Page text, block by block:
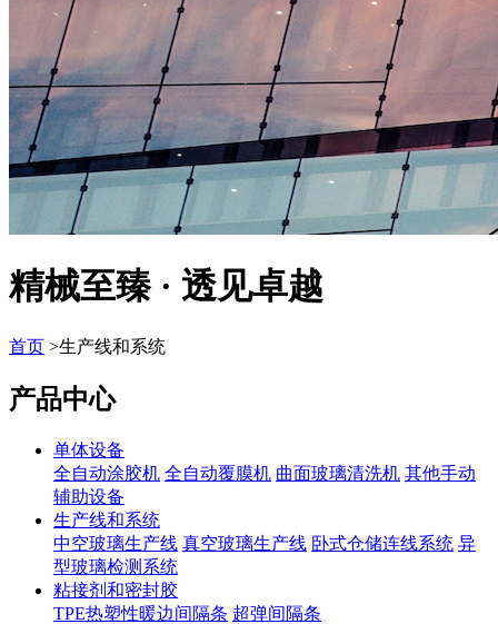
精械至臻 · 透见卓越
首页 >生产线和系统
产品中心
单体设备
全自动涂胶机 全自动覆膜机 曲面玻璃清洗机 其他手动
辅助设备
生产线和系统
中空玻璃生产线 真空玻璃生产线 卧式仓储连线系统 异
型玻璃检测系统
粘接剂和密封胶
TPE热塑性暖边间隔条 超弹间隔条